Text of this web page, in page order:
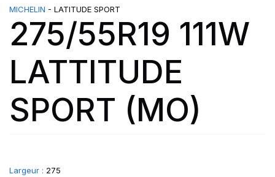
MICHELIN - LATITUDE SPORT
275/55R19 111W
LATTITUDE
SPORT (MO)
Largeur : 275